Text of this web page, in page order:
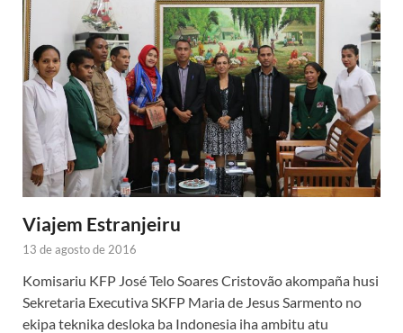
Viajem Estranjeiru
13 de agosto de 2016
Komisariu KFP José Telo Soares Cristovão akompaña husi
Sekretaria Executiva SKFP Maria de Jesus Sarmento no
ekipa teknika desloka ba Indonesia iha ambitu atu